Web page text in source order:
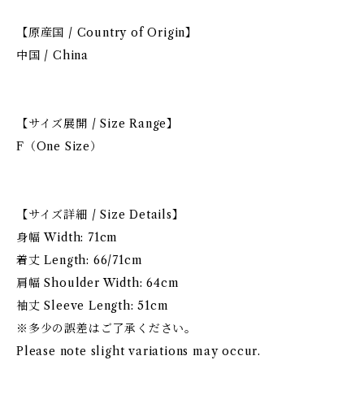
【原産国 / Country of Origin】
中国 / China
【サイズ展開 / Size Range】
F（One Size）
【サイズ詳細 / Size Details】
身幅 Width: 71cm
着丈 Length: 66/71cm
肩幅 Shoulder Width: 64cm
袖丈 Sleeve Length: 51cm
※多少の誤差はご了承ください。
Please note slight variations may occur.